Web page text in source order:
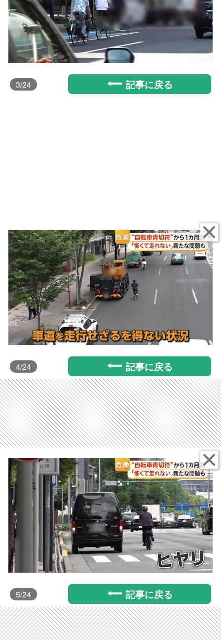
3/24 記事に戻る
4/24 記事に戻る
5/24 記事に戻る